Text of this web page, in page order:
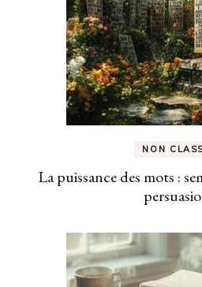
NON
La puissance des mots :